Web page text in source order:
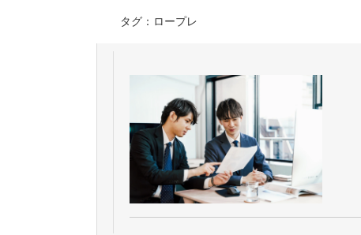
タグ：ロープレ